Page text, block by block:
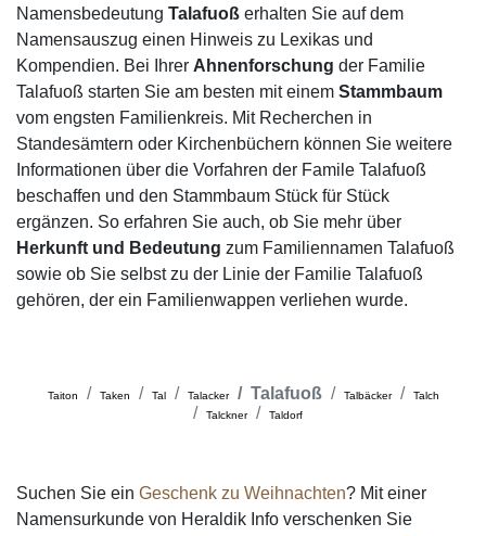
Namensbedeutung Talafuoß erhalten Sie auf dem
Namensauszug einen Hinweis zu Lexikas und
Kompendien. Bei Ihrer Ahnenforschung der Familie
Talafuoß starten Sie am besten mit einem Stammbaum
vom engsten Familienkreis. Mit Recherchen in
Standesämtern oder Kirchenbüchern können Sie weitere
Informationen über die Vorfahren der Famile Talafuoß
beschaffen und den Stammbaum Stück für Stück
ergänzen. So erfahren Sie auch, ob Sie mehr über
Herkunft und Bedeutung zum Familiennamen Talafuoß
sowie ob Sie selbst zu der Linie der Familie Talafuoß
gehören, der ein Familienwappen verliehen wurde.
Taiton Taken Tal Talacker Talafuoß Talbäcker
Talch
Talckner
Taldorf
Suchen Sie ein Geschenk zu Weihnachten? Mit einer
Namensurkunde von Heraldik Info verschenken Sie